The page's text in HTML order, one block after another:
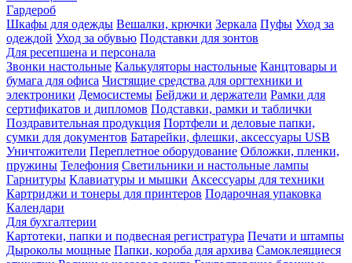
Гардероб
Шкафы для одежды Вешалки, крючки Зеркала Пуфы Уход за
одеждой Уход за обувью Подставки для зонтов
Для ресепшена и персонала
Звонки настольные Калькуляторы настольные Канцтовары и
бумага для офиса Чистящие средства для оргтехники и
электроники Демосистемы Бейджи и держатели Рамки для
сертификатов и дипломов Подставки, рамки и таблички
Поздравительная продукция Портфели и деловые папки,
сумки для документов Батарейки, флешки, аксессуары USB
Уничтожители Переплетное оборудование Обложки, пленки,
пружины Телефония Светильники и настольные лампы
Гарнитуры Клавиатуры и мышки Аксессуары для техники
Картриджи и тонеры для принтеров Подарочная упаковка
Календари
Для бухгалтерии
Картотеки, папки и подвесная регистратура Печати и штампы
Дыроколы мощные Папки, короба для архива Самоклеящиеся